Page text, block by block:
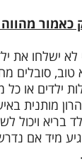
כאמור
לא ישלחו את
טוב, סובלים
ילדים או
מותנית
בריא ויכול
מיד אם